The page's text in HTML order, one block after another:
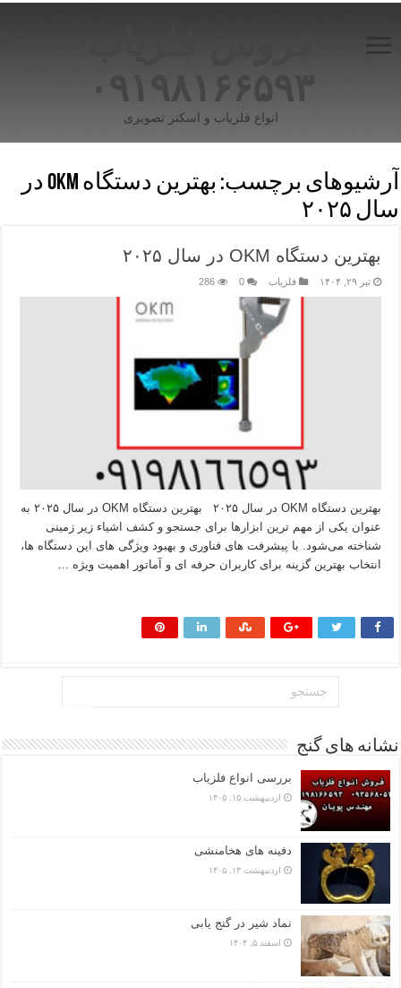
۰۹۱۹۸۱۶۶۵۹۳
انواع فلزیاب و اسکنر تصویری
آرشیوهای برچسب:
بهترین دستگاه OKM در
سال ۲۰۲۵
بهترین دستگاه OKM در سال ۲۰۲۵
تیر ۲۹, ۱۴۰۴ فلزیاب 0
286
بهترین دستگاه OKM در سال ۲۰۲۵ بهترین دستگاه OKM در سال ۲۰۲۵ به
عنوان یکی از مهم‌ ترین ابزارها برای جستجو و کشف اشیاء زیر زمینی
شناخته می‌شود. با پیشرفت‌ های فناوری و بهبود ویژگی‌ های این دستگاه‌ ها،
انتخاب بهترین گزینه برای کاربران حرفه‌ ای و آماتور اهمیت ویژه‌ …
نشانه های گنج
بررسی انواع فلزیاب
اردیبهشت ۱۵, ۱۴۰۵
دفینه های هخامنشی
اردیبهشت ۱۳, ۱۴۰۵
نماد شیر در گنج یابی
اسفند ۵, ۱۴۰۴